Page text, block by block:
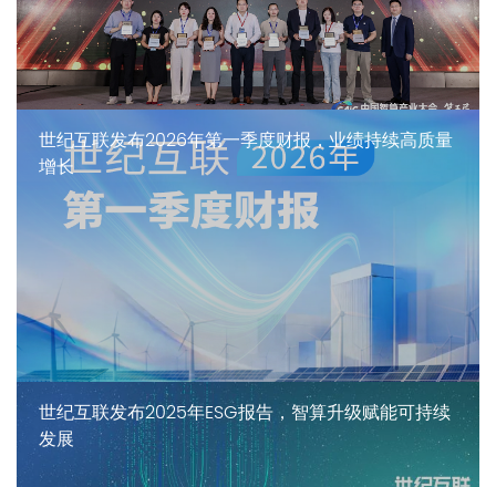
世纪互联发布2026年第一季度财报，业绩持续高质量
增长
世纪互联发布2025年ESG报告，智算升级赋能可持续
发展